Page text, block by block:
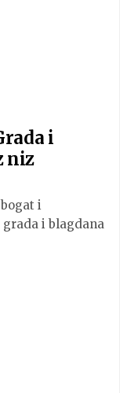
i
niz
i
i blagdana